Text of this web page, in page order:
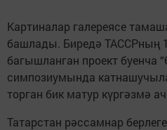
Картиналар галереясе
башлады. Биредә ТАССРның
багышланган проект буенча
симпозиумында
торган бик матур күргәзмә
Татарстан рәссамнар